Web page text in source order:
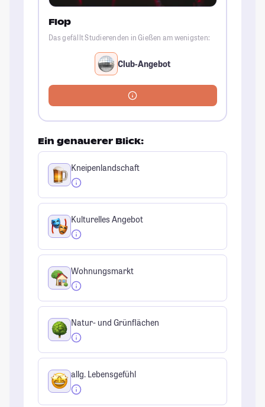
Flop
Das gefällt Studierenden in Gießen am wenigsten:
Club-Angebot
Ein genauerer Blick:
Kneipenlandschaft
Kulturelles Angebot
Wohnungsmarkt
Natur- und Grünflächen
allg. Lebensgefühl